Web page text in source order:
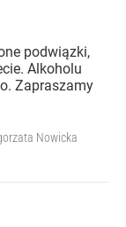
podwiązki,
Alkoholu
Zapraszamy
Nowicka